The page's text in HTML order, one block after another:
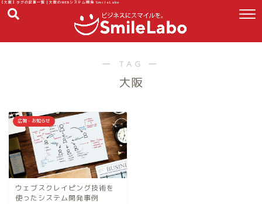
【大阪】タグの記事一覧｜大阪のWEBシステム開発 SmileLabo
― TAG ―
大阪
広報・お知らせ
ウェブスクレイピング技術を
使ったシステム開発事例